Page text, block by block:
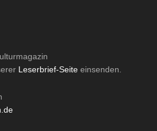
Leserbrief-Seite einsenden.